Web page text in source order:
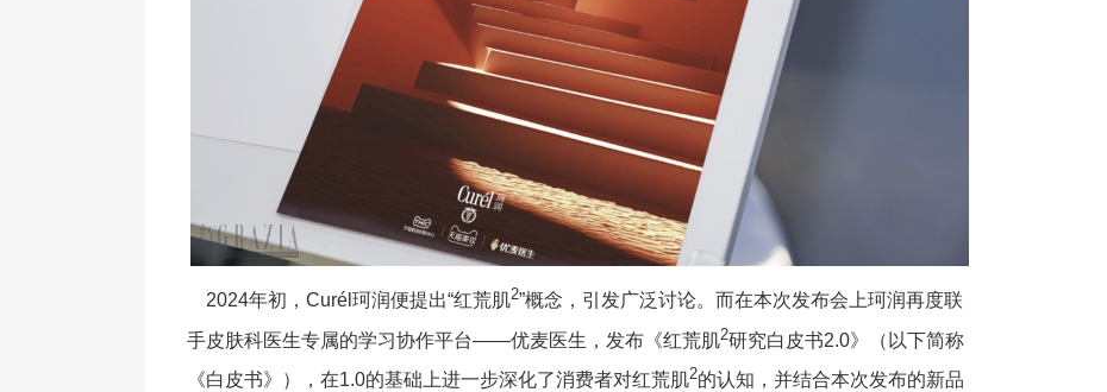
2024年初，Curél珂润便提出“红荒肌2”概念，引发广泛讨论。而在本次发布会上珂润再度联
手皮肤科医生专属的学习协作平台——优麦医生，发布《红荒肌2研究白皮书2.0》（以下简称
《白皮书》），在1.0的基础上进一步深化了消费者对红荒肌2的认知，并结合本次发布的新品